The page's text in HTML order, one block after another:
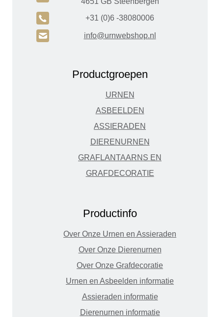
A +31 (0)6 -38080006
H info@urnwebshop.nl
Productgroepen
URNEN
ASBEELDEN
ASSIERADEN
DIERENURNEN
GRAFLANTAARNS EN
GRAFDECORATIE
Productinfo
Over Onze Urnen en Assieraden
Over Onze Dierenurnen
Over Onze Grafdecoratie
Urnen en Asbeelden informatie
Assieraden informatie
Dierenurnen informatie